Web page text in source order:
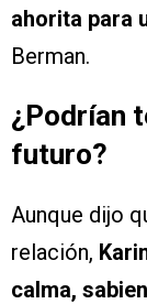
ahorita para
Berman.
¿Podrían
futuro?
Aunque dijo
relación,
calma,